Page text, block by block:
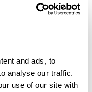
and ads, to
analyse our traffic.
use of our site with
også etter
sikkerhet.